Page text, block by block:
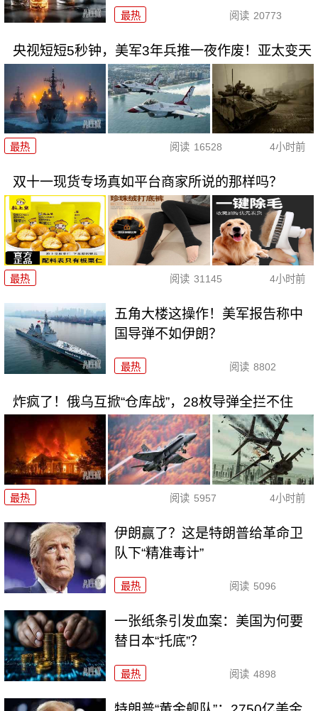
最热 阅读 20773
央视短短5秒钟，美军3年兵推一夜作废！亚太变天
最热 阅读 16528 4小时前
双十一现货专场真如平台商家所说的那样吗？
最热 阅读 31145 4小时前
五角大楼这操作！美军报告称中
国导弹不如伊朗？
最热 阅读 8802
炸疯了！俄乌互掀“仓库战”，28枚导弹全拦不住
最热 阅读 5957 4小时前
伊朗赢了？这是特朗普给革命卫
队下“精准毒计”
最热 阅读 5096
一张纸条引发血案：美国为何要
替日本“托底”？
最热 阅读 4898